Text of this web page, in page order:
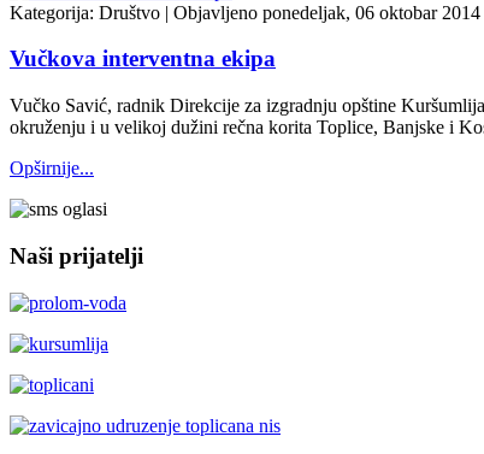
Kategorija: Društvo | Objavljeno ponedeljak, 06 oktobar 2014
Vučkova interventna ekipa
Vučko Savić, radnik Direkcije za izgradnju opštine
okruženju i u velikoj dužini rečna korita Toplice, Banjske i
Opširnije...
Naši prijatelji